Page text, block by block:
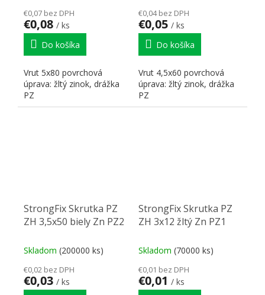
€0,07 bez DPH
€0,08 / ks
Do košíka
Vrut 5x80 povrchová
úprava: žltý zinok, drážka
PZ
€0,04 bez DPH
€0,05 / ks
Do košíka
Vrut 4,5x60 povrchová
úprava: žltý zinok, drážka
PZ
StrongFix Skrutka PZ
ZH 3,5x50 biely Zn PZ2
Skladom (200000 ks)
€0,02 bez DPH
€0,03 / ks
StrongFix Skrutka PZ
ZH 3x12 žltý Zn PZ1
Skladom (70000 ks)
€0,01 bez DPH
€0,01 / ks